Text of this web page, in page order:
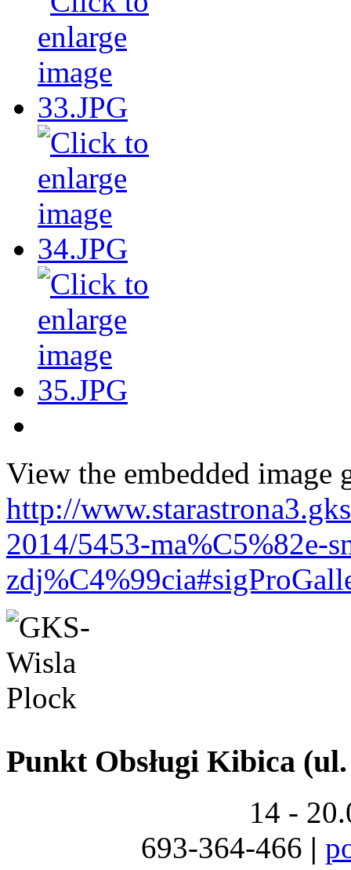
View the embedded image
http://
2014/5453-ma%C5%82e-
Punkt Obsługi Kibica
14 -
693-364-466 |